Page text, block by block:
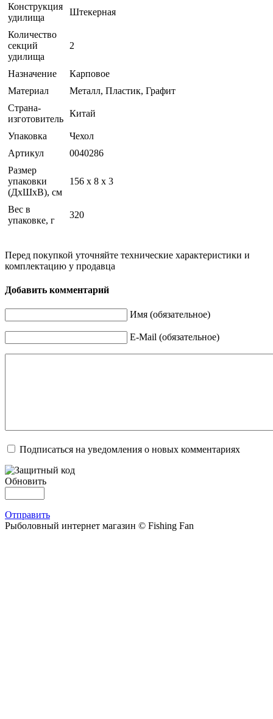
Конструкция
удилища
Штекерная
Количество
секций
удилища
2
Назначение
Карповое
Материал
Металл, Пластик, Графит
Страна-
изготовитель
Китай
Упаковка
Чехол
Артикул
0040286
Размер
упаковки
(ДхШхВ), см
156 х 8 х 3
Вес в
упаковке, г
320
Перед покупкой уточняйте технические характеристики и
комплектацию у продавца
Добавить комментарий
Имя (обязательное)
E-Mail (обязательное)
Подписаться на уведомления о новых комментариях
Обновить
Отправить
Рыболовный интернет магазин © Fishing Fan